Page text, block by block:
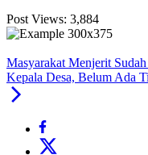
Post Views: 3,884
Masyarakat Menjerit
Kepala Desa, Belum Ada